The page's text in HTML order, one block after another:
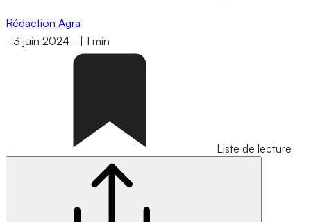
Rédaction Agra
- 3 juin 2024 - 1 min
Liste de lecture